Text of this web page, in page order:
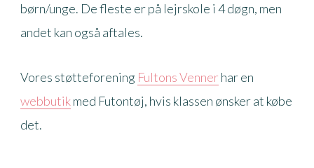
børn/unge. De fleste er på lejrskole i 4 døgn, men
andet kan også aftales.
Vores støtteforening Fultons Venner har en
webbutikmed Futontøj, hvis klassen ønsker at købe
det.